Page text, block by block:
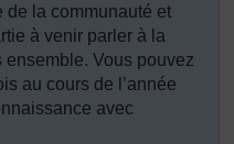
de la communauté et
à venir parler à la
Vous pouvez
au cours de l’année
avec